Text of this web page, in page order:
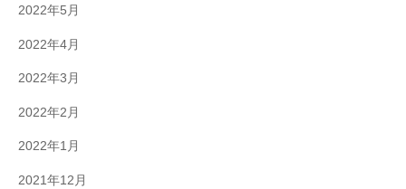
2022年5月
2022年4月
2022年3月
2022年2月
2022年1月
2021年12月